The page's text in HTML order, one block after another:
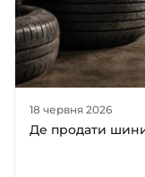
18 червня 2026
Де продати